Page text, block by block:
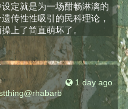
定就是为一场酣畅淋漓的
传性性吸引的民科理论，
上了简直萌坏了。
1 day ago